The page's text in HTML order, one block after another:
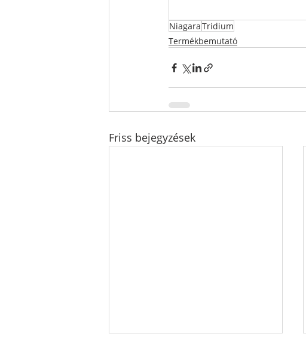
NiagaraTridium
Termékbemutató
Friss bejegyzések